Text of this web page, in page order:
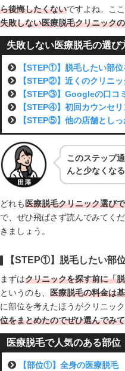
ら後悔したくないですよね。こ
失敗しない医療脱毛クリニック
失敗しない医療脱毛の選び
【STEP①】脱毛したい部
【STEP②】近くのクリニ
【STEP③】Googleの口コ
【STEP④】初回カウンセ
【STEP⑤】他の店舗とし
このステップ
んと少なくなる
どれも医療脱毛クリニック選び
で、ぜひ飛ばさず読んでみてくだ
きましょう。
【STEP①】脱毛したい部
まずはクリニックを探す前に「
というのも、 医療脱毛の料金は
に部位を考えたほうがクリニッ
位をまとめたのでぜひ選んでみて
医療脱毛で人気のある部位
【部位①】全身の医療脱毛